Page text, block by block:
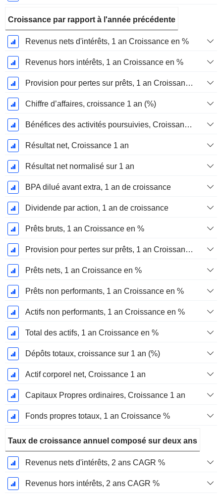
Croissance par rapport à l'année précédente
Revenus nets d'intérêts, 1 an Croissance en %
Revenus hors intérêts, 1 an Croissance en %
Provision pour pertes sur prêts, 1 an Croissance en %
Chiffre d’affaires, croissance 1 an (%)
Bénéfices des activités poursuivies, Croissance 1 an
Résultat net, Croissance 1 an
Résultat net normalisé sur 1 an
BPA dilué avant extra, 1 an de croissance
Dividende par action, 1 an de croissance
Prêts bruts, 1 an Croissance en %
Provision pour pertes sur prêts, 1 an Croissance %
Prêts nets, 1 an Croissance en %
Prêts non performants, 1 an Croissance en %
Actifs non performants, 1 an Croissance en %
Total des actifs, 1 an Croissance en %
Dépôts totaux, croissance sur 1 an (%)
Actif corporel net, Croissance 1 an
Capitaux Propres ordinaires, Croissance 1 an
Fonds propres totaux, 1 an Croissance %
Taux de croissance annuel composé sur deux ans
Revenus nets d'intérêts, 2 ans CAGR %
Revenus hors intérêts, 2 ans CAGR %